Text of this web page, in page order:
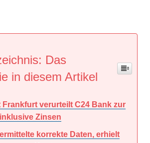
Das
in diesem Artikel
Frankfurt verurteilt C24 Bank zur
Zinsen
korrekte Daten, erhielt